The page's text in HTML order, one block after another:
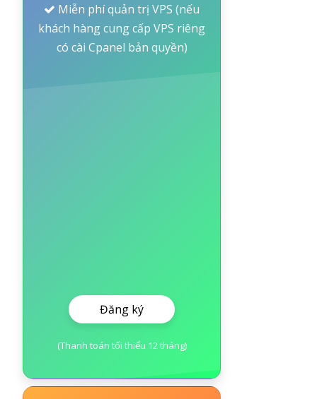
Miễn phí quản trị VPS (nếu
khách hàng cung cấp VPS riêng
có cài Cpanel bản quyền)
Đăng ký
(Thanh toán tối thiểu 12 tháng)